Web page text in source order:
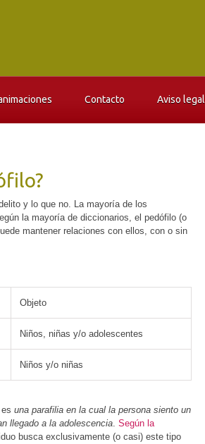
Contacto Aviso legal
y lo que no. La mayoría de los
la mayoría de diccionarios, el pedófilo (o
mantener relaciones con ellos, con o sin
Objeto
Niños, niñas y/o adolescentes
Niños y/o niñas
una parafilia en la cual la persona siento un
llegado a la adolescencia. Según la
busca exclusivamente (o casi) este tipo